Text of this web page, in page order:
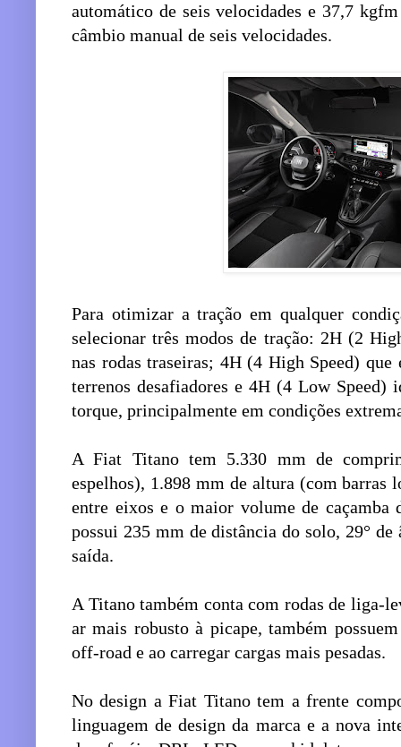
automático de seis velocidades e 37,7
câmbio manual de seis velocidades.
Para otimizar a tração em qualquer
selecionar três modos de tração: 2H (2
nas rodas traseiras; 4H (4 High Speed)
terrenos desafiadores e 4H (4 Low Speed)
torque, principalmente em condições
A Fiat Titano tem 5.330 mm de
espelhos), 1.898 mm de altura (com barras
entre eixos e o maior volume de
possui 235 mm de distância do solo, 29° de
saída.
A Titano também conta com rodas de liga-
ar mais robusto à picape, também
off-road e ao carregar cargas mais pesadas.
No design a Fiat Titano tem a frente
linguagem de design da marca e a nova